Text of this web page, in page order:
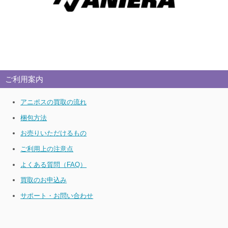
ご利用案内
アニポスの買取の流れ
梱包方法
お売りいただけるもの
ご利用上の注意点
よくある質問（FAQ）
買取のお申込み
サポート・お問い合わせ